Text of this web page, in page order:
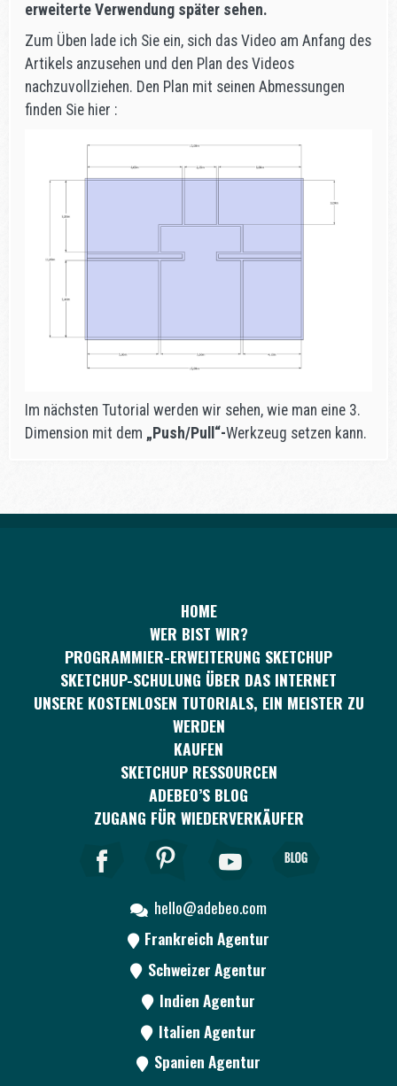
erweiterte Verwendung später sehen.
Zum Üben lade ich Sie ein, sich das Video am Anfang des
Artikels anzusehen und den Plan des Videos
nachzuvollziehen. Den Plan mit seinen Abmessungen
finden Sie hier :
Im nächsten Tutorial werden wir sehen, wie man eine 3.
Dimension mit dem „Push/Pull“-Werkzeug setzen kann.
HOME
WER BIST WIR?
PROGRAMMIER-ERWEITERUNG SKETCHUP
SKETCHUP-SCHULUNG ÜBER DAS INTERNET
UNSERE KOSTENLOSEN TUTORIALS, EIN MEISTER ZU
WERDEN
KAUFEN
SKETCHUP RESSOURCEN
ADEBEO’S BLOG
ZUGANG FÜR WIEDERVERKÄUFER
hello@adebeo.com
Frankreich Agentur
Schweizer Agentur
Indien Agentur
Italien Agentur
Spanien Agentur